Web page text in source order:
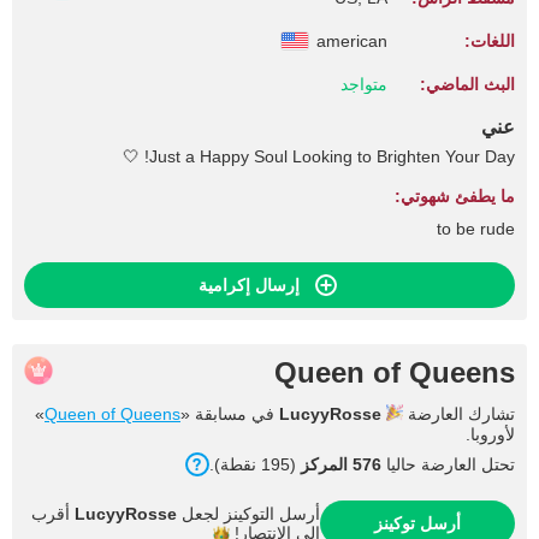
اللغات: american
البث الماضي: متواجد
عني
Just a Happy Soul Looking to Brighten Your Day! 🤍
ما يطفئ شهوتي:
to be rude
إرسال إكرامية
Queen of Queens
تشارك العارضة LucyyRosse في مسابقة «Queen of Queens
»
لأوروبا.
تحتل العارضة حاليا 576 المركز (195 نقطة).
أرسل توكينز أرسل التوكينز لجعل LucyyRosse أقرب
إلى الانتصار!